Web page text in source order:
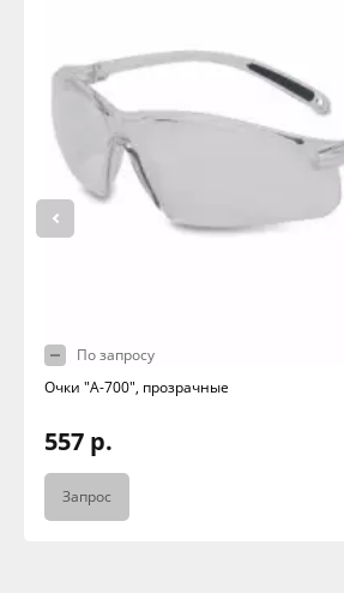
По запросу
Очки "А-700", прозрачные
557 р.
Запрос